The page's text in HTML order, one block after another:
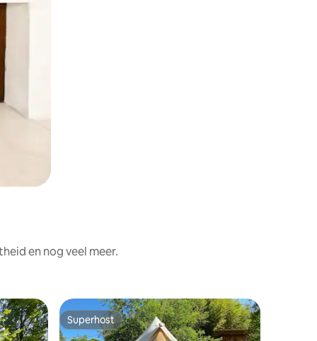
en nog veel meer.
Superhost
Superhost